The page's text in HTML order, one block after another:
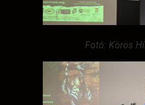
Fotó: Körös